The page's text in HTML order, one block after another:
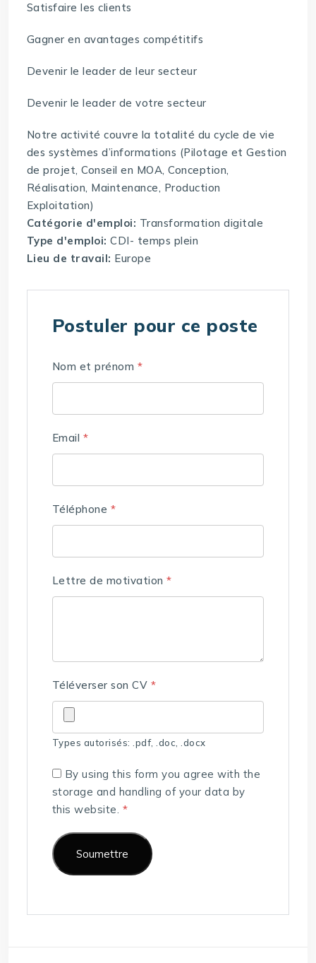
Satisfaire les clients
Gagner en avantages compétitifs
Devenir le leader de leur secteur
Devenir le leader de votre secteur
Notre activité couvre la totalité du cycle de vie
des systèmes d’informations (Pilotage et Gestion
de projet, Conseil en MOA, Conception,
Réalisation, Maintenance, Production
Exploitation)
Catégorie d'emploi: Transformation digitale
Type d'emploi:CDI- temps plein
Lieu de travail: Europe
Postuler pour ce poste
Nom et prénom *
Email *
Téléphone *
Lettre de motivation*
Téléverser son CV *
Types autorisés: .pdf, .doc, .docx
By using this form you agree with the
storage and handling of your data by
this website. *